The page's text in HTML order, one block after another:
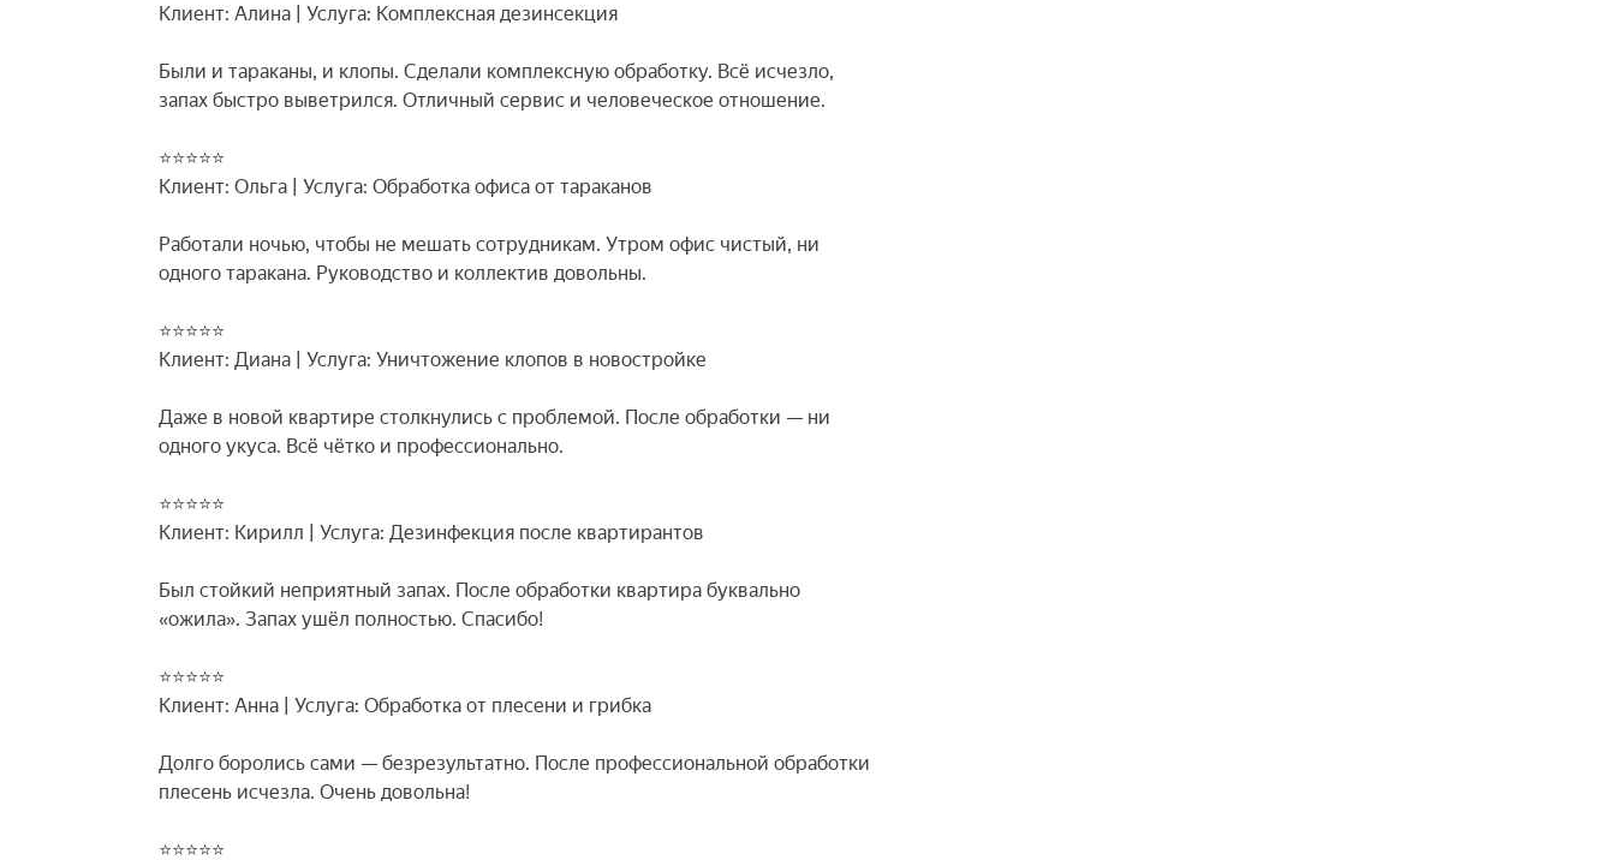
Клиент: Алина | Услуга: Комплексная дезинсекция
Были и тараканы, и клопы. Сделали комплексную обработку. Всё исчезло,
запах быстро выветрился. Отличный сервис и человеческое отношение.
⭐⭐⭐⭐⭐
Клиент: Ольга | Услуга: Обработка офиса от тараканов
Работали ночью, чтобы не мешать сотрудникам. Утром офис чистый, ни
одного таракана. Руководство и коллектив довольны.
⭐⭐⭐⭐⭐
Клиент: Диана | Услуга: Уничтожение клопов в новостройке
Даже в новой квартире столкнулись с проблемой. После обработки — ни
одного укуса. Всё чётко и профессионально.
⭐⭐⭐⭐⭐
Клиент: Кирилл | Услуга: Дезинфекция после квартирантов
Был стойкий неприятный запах. После обработки квартира буквально
«ожила». Запах ушёл полностью. Спасибо!
⭐⭐⭐⭐⭐
Клиент: Анна | Услуга: Обработка от плесени и грибка
Долго боролись сами — безрезультатно. После профессиональной обработки
плесень исчезла. Очень довольна!
⭐⭐⭐⭐⭐